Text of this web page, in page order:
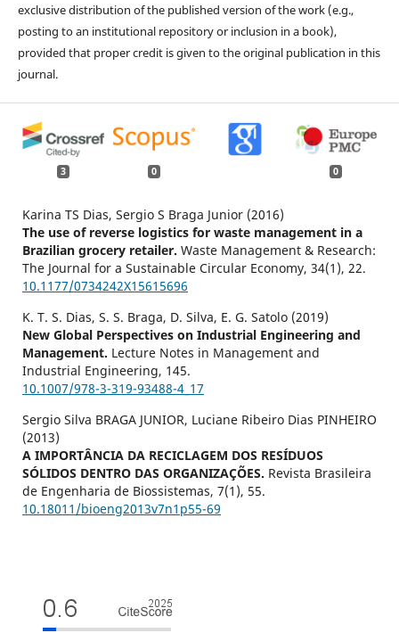
exclusive distribution of the published version of the work (e.g.,
posting to an institutional repository or inclusion in a book),
provided that proper credit is given to the original publication in this
journal.
3 0 0
Karina TS Dias, Sergio S Braga Junior (2016)
The use of reverse logistics for waste management in a
Brazilian grocery retailer. Waste Management & Research:
The Journal for a Sustainable Circular Economy, 34(1), 22.
10.1177/0734242X15615696
K. T. S. Dias, S. S. Braga, D. Silva, E. G. Satolo (2019)
New Global Perspectives on Industrial Engineering and
Management. Lecture Notes in Management and
Industrial Engineering, 145.
10.1007/978-3-319-93488-4_17
Sergio Silva BRAGA JUNIOR, Luciane Ribeiro Dias PINHEIRO
(2013)
A IMPORTÂNCIA DA RECICLAGEM DOS RESÍDUOS
SÓLIDOS DENTRO DAS ORGANIZAÇÕES. Revista Brasileira
de Engenharia de Biossistemas, 7(1), 55.
10.18011/bioeng2013v7n1p55-69